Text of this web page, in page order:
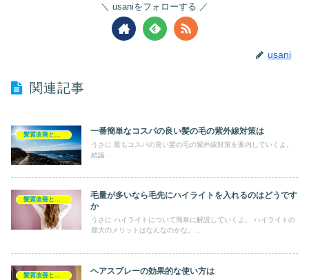
usaniをフォローする
usani
関連記事
一番簡単なコスパの良い髪の毛の紫外線対策は
うさに 最もコスパの良い髪の毛の紫外線対策を案内していくよ。
結論...
毛量が多いなら毛先にハイライトを入れるのはどうです
か
うさに ハイライトについて簡単に解説していくよ。 ハイライトの
最大のメリットはなんなのかな。...
ヘアスプレーの効果的な使い方は